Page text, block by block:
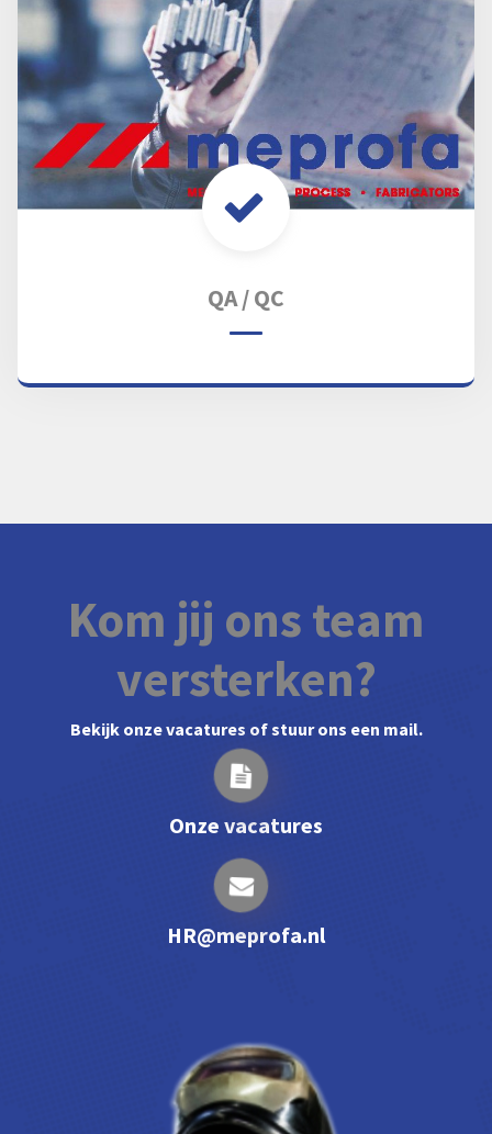
QA / QC
Kom jij ons team
versterken?
Bekijk onze vacatures of stuur ons een mail.
Onze vacatures
HR@meprofa.nl